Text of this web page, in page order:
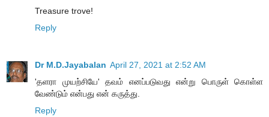
Treasure trove!
Reply
Dr M.D.Jayabalan April 27, 2021 at 2:52 AM
'தளரா முயற்சியே' தவம் எனப்படுவது என்று பொருள் கொள்ள
வேண்டும் என்பது என் கருத்து.
Reply